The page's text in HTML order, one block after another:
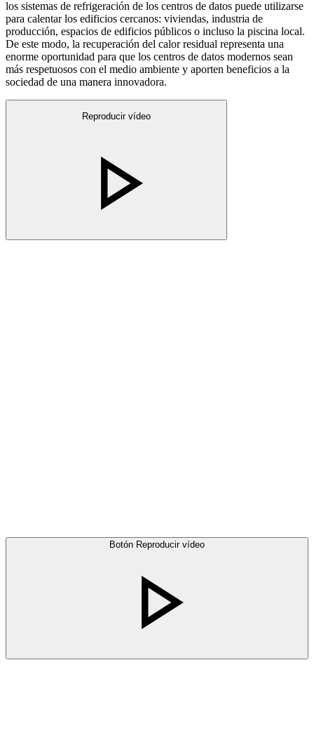
los sistemas de refrigeración de los centros de datos puede utilizarse
para calentar los edificios cercanos: viviendas, industria de
producción, espacios de edificios públicos o incluso la piscina local.
De este modo, la recuperación del calor residual representa una
enorme oportunidad para que los centros de datos modernos sean
más respetuosos con el medio ambiente y aporten beneficios a la
sociedad de una manera innovadora.
Reproducir vídeo
Botón Reproducir vídeo